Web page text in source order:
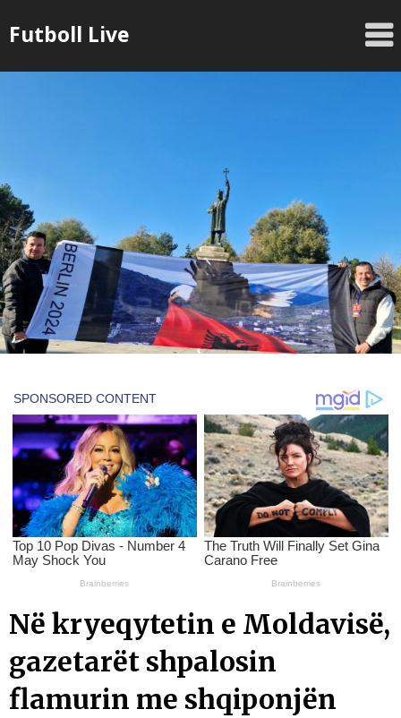
toFutboll Live
Në kryeqytetin e Moldavisë,
gazetarët shpalosin
flamurin me shqiponjën